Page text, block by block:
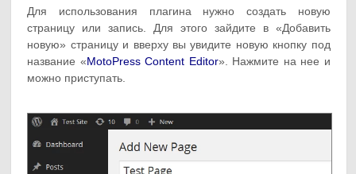
Для использования плагина нужно создать новую
страницу или запись. Для этого зайдите в «Добавить
новую» страницу и вверху вы увидите новую кнопку под
название «MotoPress Content Editor». Нажмите на нее и
можно приступать.